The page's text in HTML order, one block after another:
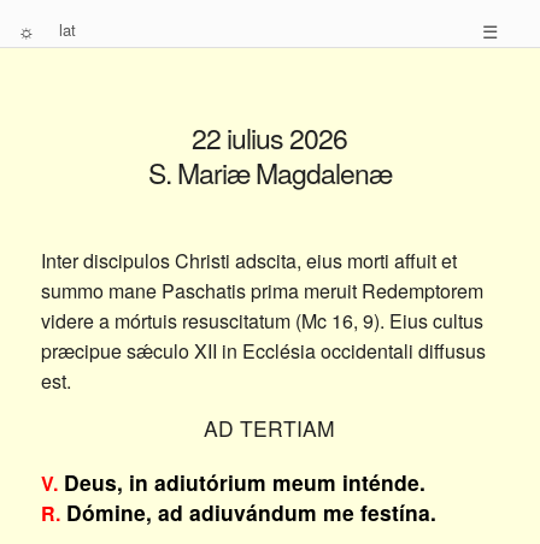
☼ lat ☰
22 iulius 2026
S. Mariæ Magdalenæ
Inter discipulos Christi adscita, eius morti affuit et
summo mane Paschatis prima meruit Redemptorem
videre a mórtuis resuscitatum (Mc 16, 9). Eius cultus
præcipue sǽculo XII in Ecclésia occidentali diffusus
est.
AD TERTIAM
V.Deus, in adiutórium meum inténde.
R.Dómine, ad adiuvándum me festína.